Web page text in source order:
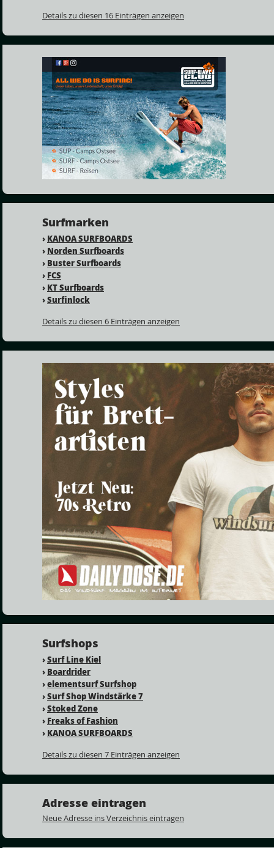
Details zu diesen 16 Einträgen anzeigen
Surfmarken
› KANOA SURFBOARDS
› Norden Surfboards
› Buster Surfboards
› FCS
› KT Surfboards
›Surfinlock
Details zu diesen 6 Einträgen anzeigen
Surfshops
›Surf Line Kiel
› Boardrider
›elementsurf Surfshop
›Surf Shop Windstärke 7
›Stoked Zone
› Freaks of Fashion
› KANOA SURFBOARDS
Details zu diesen 7 Einträgen anzeigen
Adresse eintragen
Neue Adresse ins Verzeichnis eintragen